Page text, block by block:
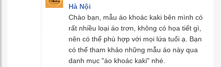
Hà Nội
Chào bạn, mẫu áo khoác kaki bên mình có
rất nhiều loại áo trơn, không có họa tiết gì,
nên có thể phù hợp với mọi lứa tuổi ạ. Bạn
có thể tham khảo những mẫu áo này qua
danh mục "áo khoác kaki" nhé.